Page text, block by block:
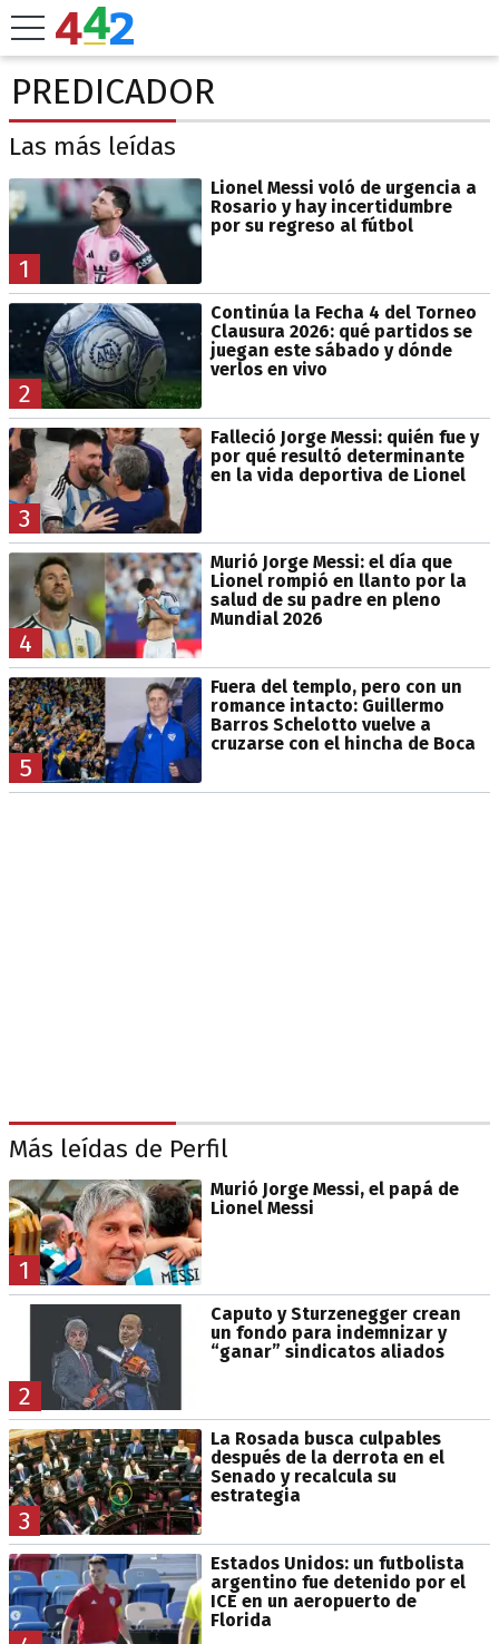
PREDICADOR
Las más leídas
1
Lionel Messi voló de urgencia a
Rosario y hay incertidumbre
por su regreso al fútbol
2
Continúa la Fecha 4 del Torneo
Clausura 2026: qué partidos se
juegan este sábado y dónde
verlos en vivo
3
Falleció Jorge Messi: quién fue y
por qué resultó determinante
en la vida deportiva de Lionel
4
Murió Jorge Messi: el día que
Lionel rompió en llanto por la
salud de su padre en pleno
Mundial 2026
5
Fuera del templo, pero con un
romance intacto: Guillermo
Barros Schelotto vuelve a
cruzarse con el hincha de Boca
Más leídas de Perfil
1
Murió Jorge Messi, el papá de
Lionel Messi
2
Caputo y Sturzenegger crean
un fondo para indemnizar y
“ganar” sindicatos aliados
3
La Rosada busca culpables
después de la derrota en el
Senado y recalcula su
estrategia
Estados Unidos: un futbolista
argentino fue detenido por el
ICE en un aeropuerto de
Florida